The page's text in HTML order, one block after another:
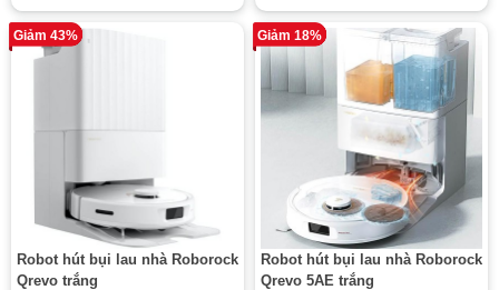
Giảm 43%
Robot hút bụi lau nhà Roborock
Qrevo trắng
Giảm 18%
Robot hút bụi lau nhà Roborock
Qrevo 5AE trắng